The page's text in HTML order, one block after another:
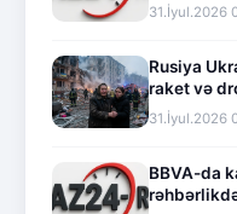
31.İyul.2026
Rusiya
raket və
31.İyul.2026
BBVA-da